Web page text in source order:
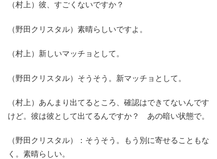
（村上）彼、すごくないですか？
（野田クリスタル）素晴らしいですよ。
（村上）新しいマッチョとして。
（野田クリスタル）そうそう。新マッチョとして。
（村上）あんまり出てるところ、確認はできてないんです
けど。彼は彼として出てるんですか？ あの暗い状態で。
（野田クリスタル）：そうそう。もう別に寄せることもな
く。素晴らしい。